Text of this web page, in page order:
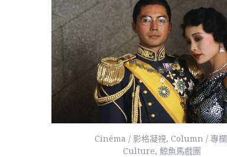
Cinéma / 影格凝視, Column / 專欄
Culture, 鯨魚馬戲團